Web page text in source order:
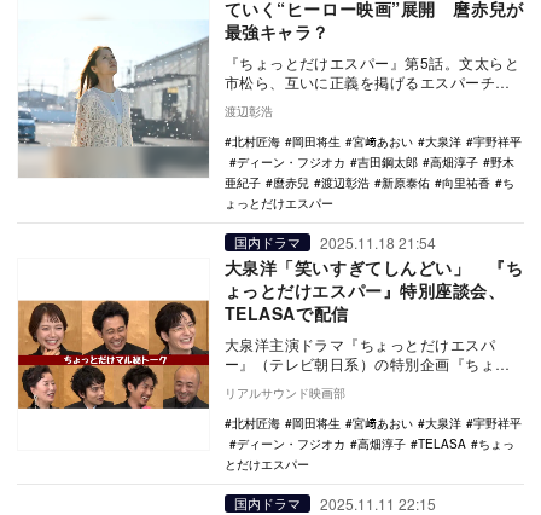
ていく“ヒーロー映画”展開 麿赤兒が
最強キャラ？
『ちょっとだけエスパー』第5話。文太らと
市松ら、互いに正義を掲げるエスパーチー
ムが激突。だが、強大な力を持つ謎の老人
が介入する。…
渡辺彰浩
北村匠海
岡田将生 宮﨑あおい 大泉洋
宇野祥平
ディーン・フジオカ
吉田鋼太郎 高畑淳子
野木
亜紀子
麿赤兒 渡辺彰浩 新原泰佑 向里祐香
ち
ょっとだけエスパー
国内ドラマ 2025.11.18 21:54
大泉洋「笑いすぎてしんどい」 『ち
ょっとだけエスパー』特別座談会、
TELASAで配信
大泉洋主演ドラマ『ちょっとだけエスパ
ー』（テレビ朝日系）の特別企画『ちょっ
とだけマル秘トーク』が、動画配信プラッ
トフォーム「TE…
リアルサウンド映画部
北村匠海
岡田将生 宮﨑あおい 大泉洋
宇野祥平
ディーン・フジオカ
高畑淳子 TELASA
ちょっ
とだけエスパー
国内ドラマ 2025.11.11 22:15